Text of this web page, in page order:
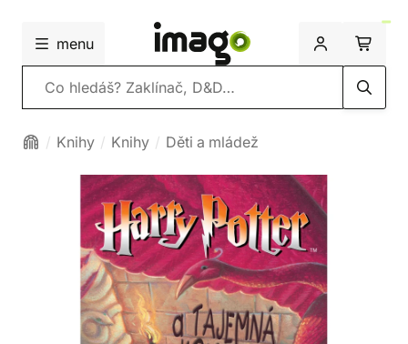
menu
Vyhledávání
Knihy Knihy Děti a mládež